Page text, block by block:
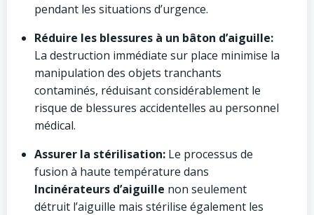
pendant les situations d’urgence.
Réduire les blessures à un bâton d’aiguille:
La destruction immédiate sur place minimise la
manipulation des objets tranchants
contaminés, réduisant considérablement le
risque de blessures accidentelles au personnel
médical.
Assurer la stérilisation: Le processus de
fusion à haute température dans
Incinérateurs d’aiguille non seulement
détruit l’aiguille mais stérilise également les